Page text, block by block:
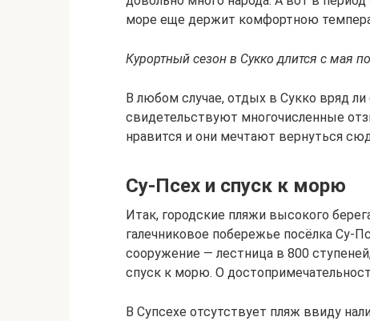
море еще держит комфортною
Курортный сезон в Сукко длится с мая
В любом случае, отдых в Сукко вряд
свидетельствуют многочисленные
нравится и они мечтают вернуться
Су-Псех и спуск к морю
Итак, городские пляжи высокого
галечниковое побережье посёлка Су-
сооружение — лестница в 800
спуск к морю. О
В Супсехе отсутствует пляж ввиду